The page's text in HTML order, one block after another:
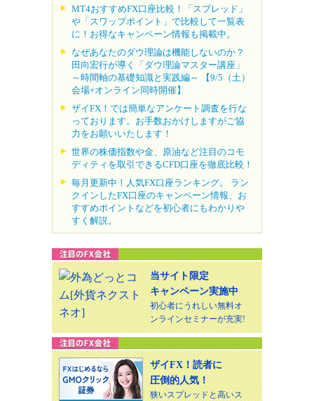
MT4おすすめFX口座比較！「スプレッド」
や「スワップポイント」で比較して一覧表
に！お得なキャンペーン情報も掲載中。
なぜあなたのダウ理論は機能しないのか？
田向宏行が導く「ダウ理論マスター講座」
～時間軸の基礎知識と実践編～ 【9/5（土）
会場+オンライン同時開催】
ザイFX！では簡単なアンケート調査を行な
っております。お手数おかけしますがご協
力をお願いいたします！
世界の株価指数や金、原油など注目のコモ
ディティを取引できるCFD口座を徹底比較！
毎月更新中！人気FX口座ランキング。 ラン
クインしたFX口座のキャンペーン情報、お
すすめポイントなどを初心者にもわかりや
すく解説。
当サイト限定
キャンペーン実施中
初心者にうれしい無料オ
ンラインセミナーが充実!
ザイFX！読者に
圧倒的人気！
狭いスプレッドと高いス